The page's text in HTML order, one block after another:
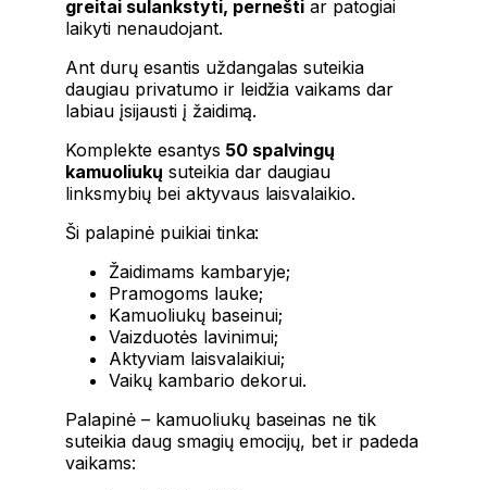
greitai sulankstyti, pernešti ar patogiai
laikyti nenaudojant.
Ant durų esantis uždangalas suteikia
daugiau privatumo ir leidžia vaikams dar
labiau įsijausti į žaidimą.
Komplekte esantys 50 spalvingų
kamuoliukų suteikia dar daugiau
linksmybių bei aktyvaus laisvalaikio.
Ši palapinė puikiai tinka:
Žaidimams kambaryje;
Pramogoms lauke;
Kamuoliukų baseinui;
Vaizduotės lavinimui;
Aktyviam laisvalaikiui;
Vaikų kambario dekorui.
Palapinė – kamuoliukų baseinas ne tik
suteikia daug smagių emocijų, bet ir padeda
vaikams: